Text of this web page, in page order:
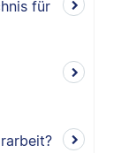
für